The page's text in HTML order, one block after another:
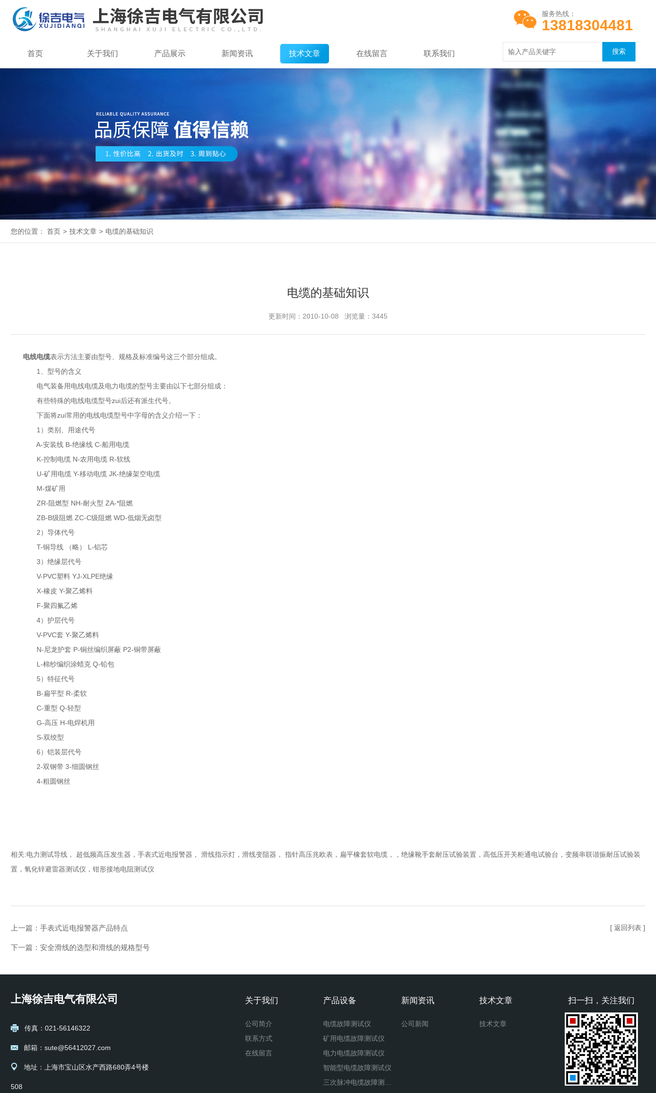
服务热线：
13818304481
首页 关于我们 产品展示 新闻资讯 技术文章 在线留言 联系我们
您的位置： 首页 > 技术文章 > 电缆的基础知识
电缆的基础知识
更新时间：2010-10-08 浏览量：3445
电线电缆表示方法主要由型号、规格及标准编号这三个部分组成。
1、型号的含义
电气装备用电线电缆及电力电缆的型号主要由以下七部分组成：
有些特殊的电线电缆型号zui后还有派生代号。
下面将zui常用的电线电缆型号中字母的含义介绍一下：
1）类别、用途代号
A-安装线 B-绝缘线 C-船用电缆
K-控制电缆 N-农用电缆 R-软线
U-矿用电缆 Y-移动电缆 JK-绝缘架空电缆
M-煤矿用
ZR-阻燃型 NH-耐火型 ZA-*阻燃
ZB-B级阻燃 ZC-C级阻燃 WD-低烟无卤型
2）导体代号
T-铜导线 （略） L-铝芯
3）绝缘层代号
V-PVC塑料 YJ-XLPE绝缘
X-橡皮 Y-聚乙烯料
F-聚四氟乙烯
4）护层代号
V-PVC套 Y-聚乙烯料
N-尼龙护套 P-铜丝编织屏蔽 P2-铜带屏蔽
L-棉纱编织涂蜡克 Q-铅包
5）特征代号
B-扁平型 R-柔软
C-重型 Q-轻型
G-高压 H-电焊机用
S-双绞型
6）铠装层代号
2-双钢带 3-细圆钢丝
4-粗圆钢丝
相关:电力测试导线 ， 超低频高压发生器 ， 手表式近电报警器 ， 滑线指示灯 ， 滑线变阻器 ， 指针高压兆欧表 ， 扁平橡套软电缆 ，， 绝缘靴手套耐压试验装置 ， 高低压开关柜通电试验台 ， 变频串联谐振耐压试验装
置 ， 氧化锌避雷器测试仪 ， 钳形接地电阻测试仪
上一篇： 手表式近电报警器产品特点
下一篇： 安全滑线的选型和滑线的规格型号
[ 返回列表 ]
上海徐吉电气有限公司
传真：021-56146322
邮箱：sute@56412027.com
地址：上海市宝山区水产西路680弄4号楼
508
扫一扫，关注我们
关于我们
公司简介
联系方式
在线留言
产品设备
电缆故障测试仪
矿用电缆故障测试仪
电力电缆故障测试仪
智能型电缆故障测试仪
新闻资讯
公司新闻
技术文章
技术文章